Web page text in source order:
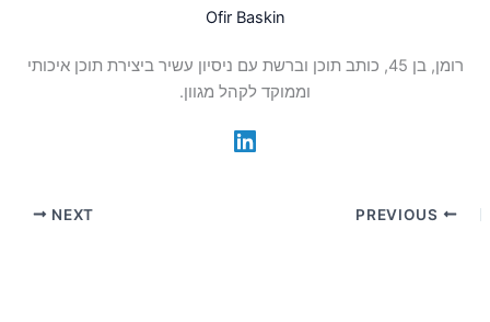
Ofir Baskin
רומן, בן 45, כותב תוכן וברשת עם ניסיון עשיר ביצירת תוכן איכותי
וממוקד לקהל מגוון.
NEXT